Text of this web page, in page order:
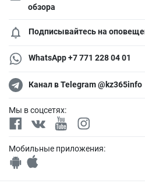
обзора
Подписывайтесь на
WhatsApp +7 771 228 04 01
Канал в Telegram @kz365info
Мы в соцсетях:
Мобильные приложения: